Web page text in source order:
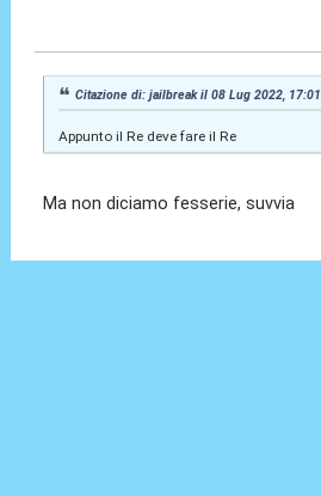
Citazione di: jailbreak il 08 Lug 2022, 17:01
Appunto il Re deve fare il Re
Ma non diciamo fesserie, suvvia